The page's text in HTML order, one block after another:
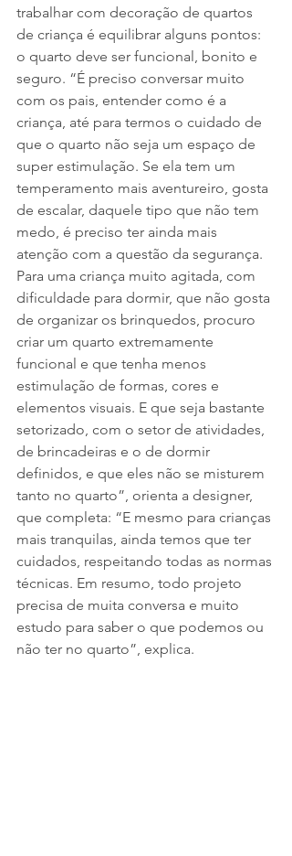
trabalhar com decoração de quartos
de criança é equilibrar alguns pontos:
o quarto deve ser funcional, bonito e
seguro. “É preciso conversar muito
com os pais, entender como é a
criança, até para termos o cuidado de
que o quarto não seja um espaço de
super estimulação. Se ela tem um
temperamento mais aventureiro, gosta
de escalar, daquele tipo que não tem
medo, é preciso ter ainda mais
atenção com a questão da segurança.
Para uma criança muito agitada, com
dificuldade para dormir, que não gosta
de organizar os brinquedos, procuro
criar um quarto extremamente
funcional e que tenha menos
estimulação de formas, cores e
elementos visuais. E que seja bastante
setorizado, com o setor de atividades,
de brincadeiras e o de dormir
definidos, e que eles não se misturem
tanto no quarto”, orienta a designer,
que completa: “E mesmo para crianças
mais tranquilas, ainda temos que ter
cuidados, respeitando todas as normas
técnicas. Em resumo, todo projeto
precisa de muita conversa e muito
estudo para saber o que podemos ou
não ter no quarto”, explica.